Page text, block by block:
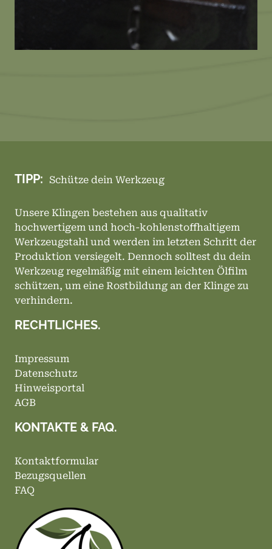
TIPP: Schütze dein Werkzeug
Unsere Klingen bestehen aus qualitativ
hochwertigem und hoch-kohlenstoffhaltigem
Werkzeugstahl und werden im letzten Schritt der
Produktion versiegelt. Dennoch solltest du dein
Werkzeug regelmäßig mit einem leichten Ölfilm
schützen, um eine Rostbildung an der Klinge zu
verhindern.
RECHTLICHES.
Impressum
Datenschutz
Hinweisportal
AGB
KONTAKTE & FAQ.
Kontaktformular
Bezugsquellen
FAQ